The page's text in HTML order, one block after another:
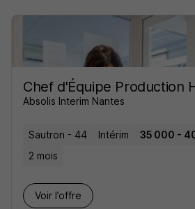
Chef d'Équipe Production
Absolis Interim Nantes
Sautron - 44 Intérim
35 000 -
2 mois
Voir l’offre